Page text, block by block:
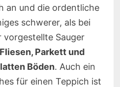
an und die ordentliche
schwerer, als bei
vorgestellte Sauger
Fliesen, Parkett und
Böden. Auch ein
für einen Teppich ist